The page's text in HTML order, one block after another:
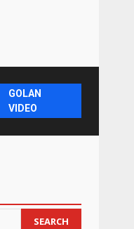
GOLAN
VIDEO
SEARCH